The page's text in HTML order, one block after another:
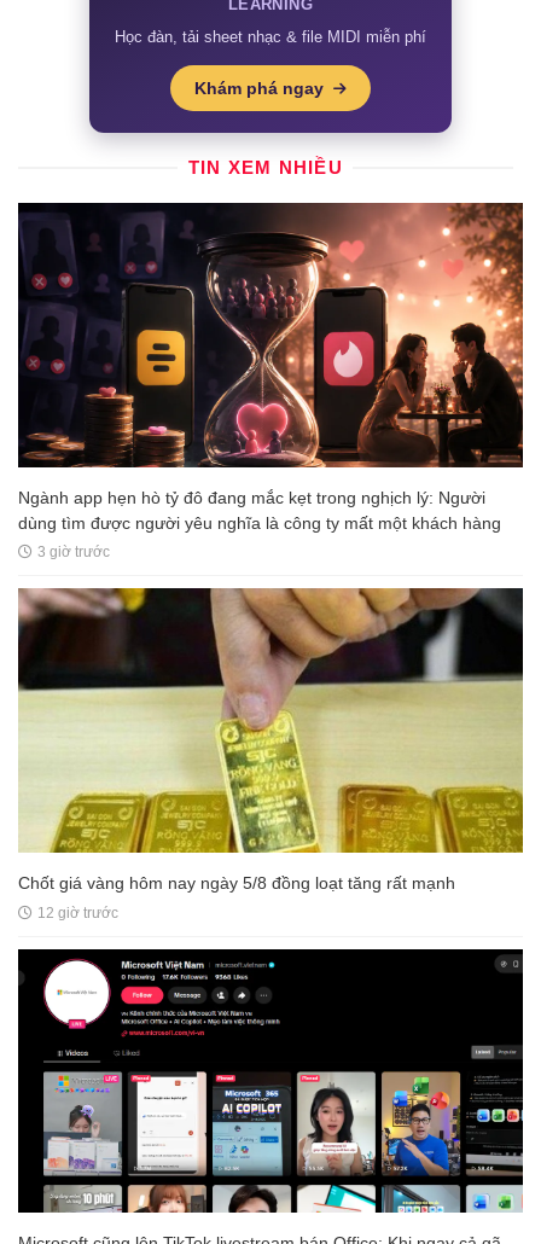
LEARNING
Học đàn, tải sheet nhạc & file MIDI miễn phí
Khám phá ngay
TIN XEM NHIỀU
Ngành app hẹn hò tỷ đô đang mắc kẹt trong nghịch lý: Người
dùng tìm được người yêu nghĩa là công ty mất một khách hàng
3 giờ trước
Chốt giá vàng hôm nay ngày 5/8 đồng loạt tăng rất mạnh
12 giờ trước